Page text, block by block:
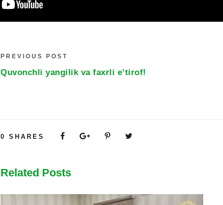
PREVIOUS POST
Quvonchli yangilik va faxrli e’tirof!
0 SHARES
Related Posts